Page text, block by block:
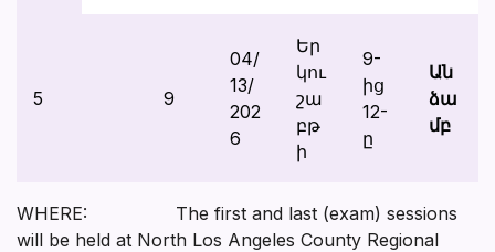
5 9
04/
13/
202
6
Եր
կու
շա
բթ
ի
9-
ից
12-
ը
Ան
ձա
մբ
WHERE: The first and last (exam) sessions
will be held at North Los Angeles County Regional